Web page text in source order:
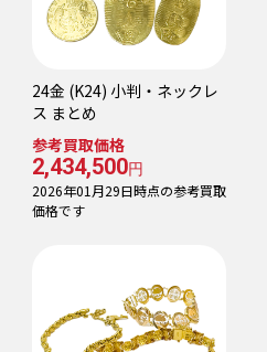
24金 (K24) 小判・ネックレ
ス まとめ
参考買取価格
2,434,500円
2026年01月29日時点の参考買取
価格です